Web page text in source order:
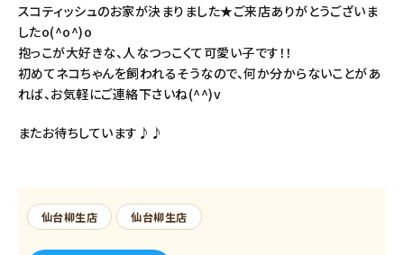
スコティッシュのお家が決まりました★ご来店ありがとうございま
したo(^o^)o
抱っこが大好きな、人なつっこくて可愛い子です！！
初めてネコちゃんを飼われるそうなので、何か分からないことがあ
れば、お気軽にご連絡下さいね(^^)v
またお待ちしています♪♪
仙台柳生店 仙台柳生店